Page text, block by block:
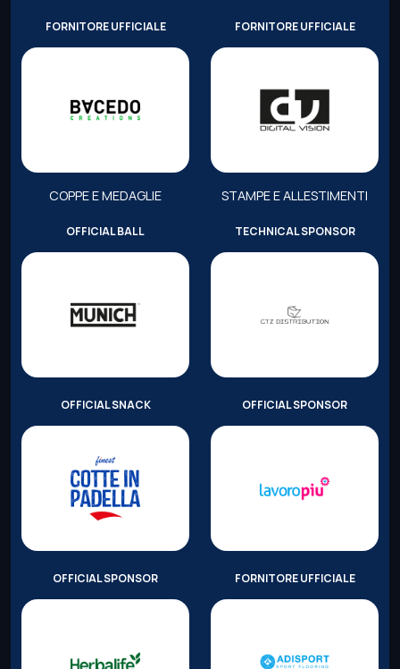
FORNITORE UFFICIALE
COPPE E MEDAGLIE
FORNITORE UFFICIALE
STAMPE E ALLESTIMENTI
OFFICIAL BALL TECHNICAL SPONSOR
OFFICIAL SNACK OFFICIAL SPONSOR
OFFICIAL SPONSOR FORNITORE UFFICIALE